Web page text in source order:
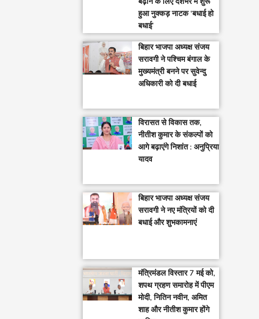
हुआ नुक्कड़ नाटक ‘बधाई हो
बधाई’
‎बिहार भाजपा अध्यक्ष संजय
सरावगी ने पश्चिम बंगाल के
मुख्यमंत्री बनने पर सुवेन्दु
अधिकारी को दी बधाई
विरासत से विकास तक,
नीतीश कुमार के संकल्पों को
आगे बढ़ाएंगे निशांत : अनुप्रिया
यादव
बिहार भाजपा अध्यक्ष संजय
सरावगी ने नए मंत्रियों को दी
बधाई और शुभकामनाएं
मंत्रिमंडल विस्तार 7 मई को,
शपथ ग्रहण समारोह में पीएम
मोदी, नितिन नवीन, अमित
शाह और नीतीश कुमार होंगे